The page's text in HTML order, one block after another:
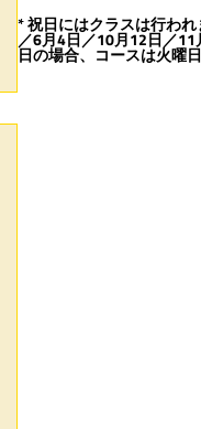
* 祝日にはクラスは行わ
／6月4日／10月12日／
日の場合、コースは火曜